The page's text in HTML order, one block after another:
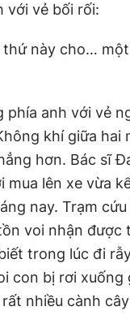
với vẻ bối rối:
thứ này cho…
phía anh với vẻ
khí giữa hai
hơn. Bác sĩ
mua lên xe vừa
nay. Trạm
voi nhận được
trong lúc đi
con bị rơi xuống
nhiều cành